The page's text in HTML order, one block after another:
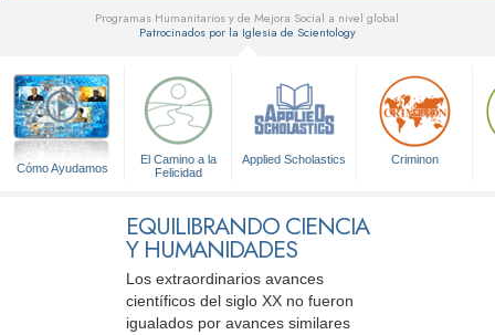
Programas Humanitarios y de Mejora Social a nivel global
Patrocinados por la Iglesia de Scientology
Cómo Ayudamos
El Camino a la
Felicidad
Applied Scholastics Criminon
EQUILIBRANDO CIENCIA
Y HUMANIDADES
Los extraordinarios avances
científicos del siglo XX no fueron
igualados por avances similares